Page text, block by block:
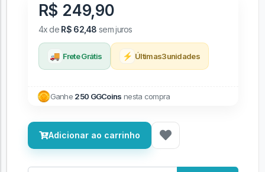
R$ 249,90
4x de R$ 62,48 sem juros
🚚 Frete Grátis ⚡ Últimas3unidades
Ganhe 250 GGCoins nesta compra
Adicionar ao carrinho